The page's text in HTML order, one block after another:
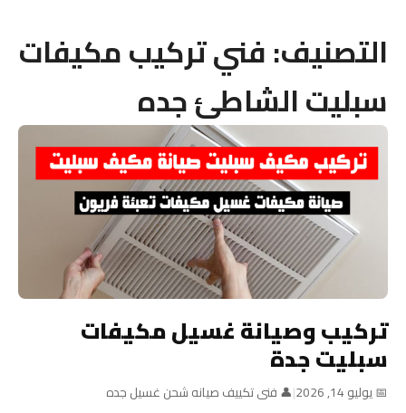
التصنيف:فني تركيب مكيفات
سبليت الشاطئ جده
تركيب وصيانة غسيل مكيفات
سبليت جدة
📅 يوليو 14, 2026 |👤 فنى تكييف صيانه شحن غسيل جده